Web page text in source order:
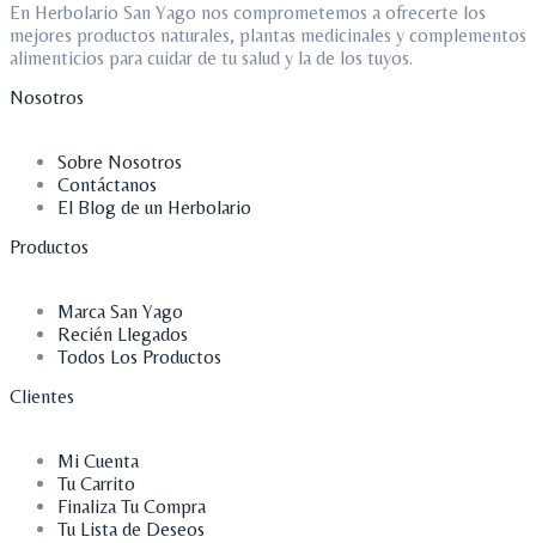
En Herbolario San Yago nos comprometemos a ofrecerte los
mejores productos naturales, plantas medicinales y complementos
alimenticios para cuidar de tu salud y la de los tuyos.
Nosotros
Sobre Nosotros
Contáctanos
El Blog de un Herbolario
Productos
Marca San Yago
Recién Llegados
Todos Los Productos
Clientes
Mi Cuenta
Tu Carrito
Finaliza Tu Compra
Tu Lista de Deseos